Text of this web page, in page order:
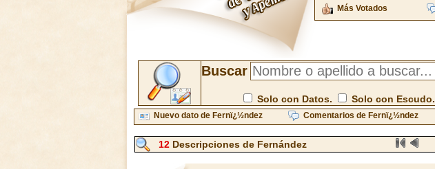
Más Votados
Buscar
Solo con Datos. Solo con Escudo.
Nuevo dato de Fernï¿½ndez Comentarios de Fernï¿½ndez
12 Descripciones de Fernández